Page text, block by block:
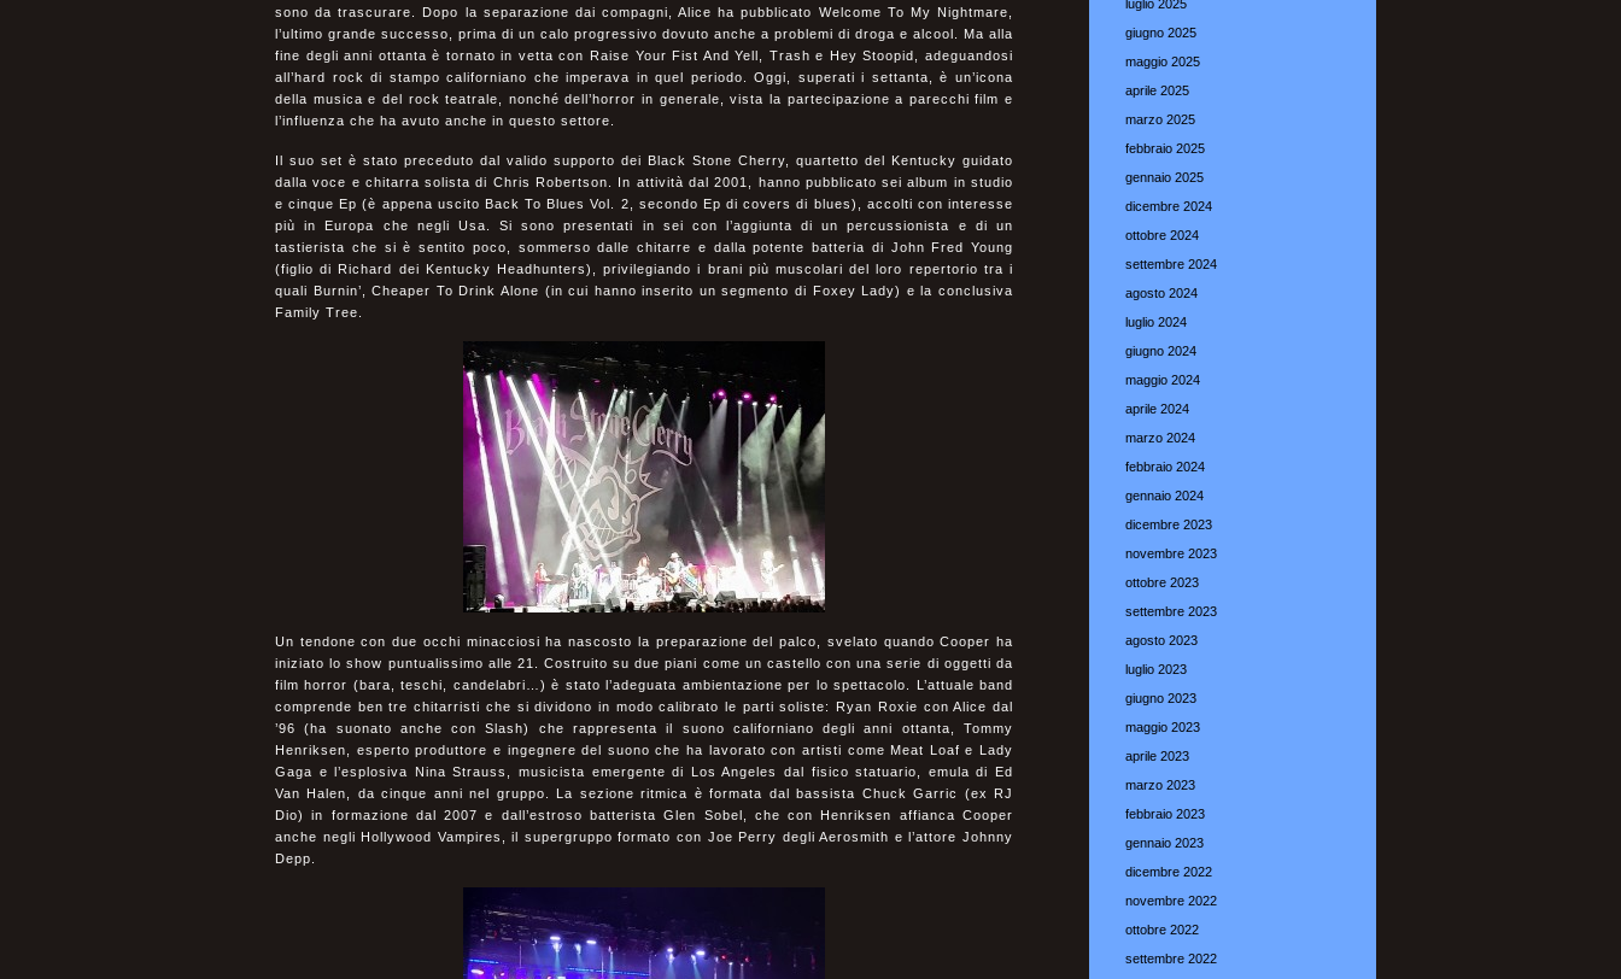
sono da trascurare. Dopo la separazione dai compagni, Alice ha pubblicato Welcome To My Nightmare,
l’ultimo grande successo, prima di un calo progressivo dovuto anche a problemi di droga e alcool. Ma alla
fine degli anni ottanta è tornato in vetta con Raise Your Fist And Yell, Trash e Hey Stoopid, adeguandosi
all’hard rock di stampo californiano che imperava in quel periodo. Oggi, superati i settanta, è un’icona
della musica e del rock teatrale, nonché dell’horror in generale, vista la partecipazione a parecchi film e
l’influenza che ha avuto anche in questo settore.
Il suo set è stato preceduto dal valido supporto dei Black Stone Cherry, quartetto del Kentucky guidato
dalla voce e chitarra solista di Chris Robertson. In attività dal 2001, hanno pubblicato sei album in studio
e cinque Ep (è appena uscito Back To Blues Vol. 2, secondo Ep di covers di blues), accolti con interesse
più in Europa che negli Usa. Si sono presentati in sei con l’aggiunta di un percussionista e di un
tastierista che si è sentito poco, sommerso dalle chitarre e dalla potente batteria di John Fred Young
(figlio di Richard dei Kentucky Headhunters), privilegiando i brani più muscolari del loro repertorio tra i
quali Burnin’, Cheaper To Drink Alone (in cui hanno inserito un segmento di Foxey Lady) e la conclusiva
Family Tree.
Un tendone con due occhi minacciosi ha nascosto la preparazione del palco, svelato quando Cooper ha
iniziato lo show puntualissimo alle 21. Costruito su due piani come un castello con una serie di oggetti da
film horror (bara, teschi, candelabri…) è stato l’adeguata ambientazione per lo spettacolo. L’attuale band
comprende ben tre chitarristi che si dividono in modo calibrato le parti soliste: Ryan Roxie con Alice dal
’96 (ha suonato anche con Slash) che rappresenta il suono californiano degli anni ottanta, Tommy
Henriksen, esperto produttore e ingegnere del suono che ha lavorato con artisti come Meat Loaf e Lady
Gaga e l’esplosiva Nina Strauss, musicista emergente di Los Angeles dal fisico statuario, emula di Ed
Van Halen, da cinque anni nel gruppo. La sezione ritmica è formata dal bassista Chuck Garric (ex RJ
Dio) in formazione dal 2007 e dall’estroso batterista Glen Sobel, che con Henriksen affianca Cooper
anche negli Hollywood Vampires, il supergruppo formato con Joe Perry degli Aerosmith e l’attore Johnny
Depp.
luglio 2025
giugno 2025
maggio 2025
aprile 2025
marzo 2025
febbraio 2025
gennaio 2025
dicembre 2024
ottobre 2024
settembre 2024
agosto 2024
luglio 2024
giugno 2024
maggio 2024
aprile 2024
marzo 2024
febbraio 2024
gennaio 2024
dicembre 2023
novembre 2023
ottobre 2023
settembre 2023
agosto 2023
luglio 2023
giugno 2023
maggio 2023
aprile 2023
marzo 2023
febbraio 2023
gennaio 2023
dicembre 2022
novembre 2022
ottobre 2022
settembre 2022